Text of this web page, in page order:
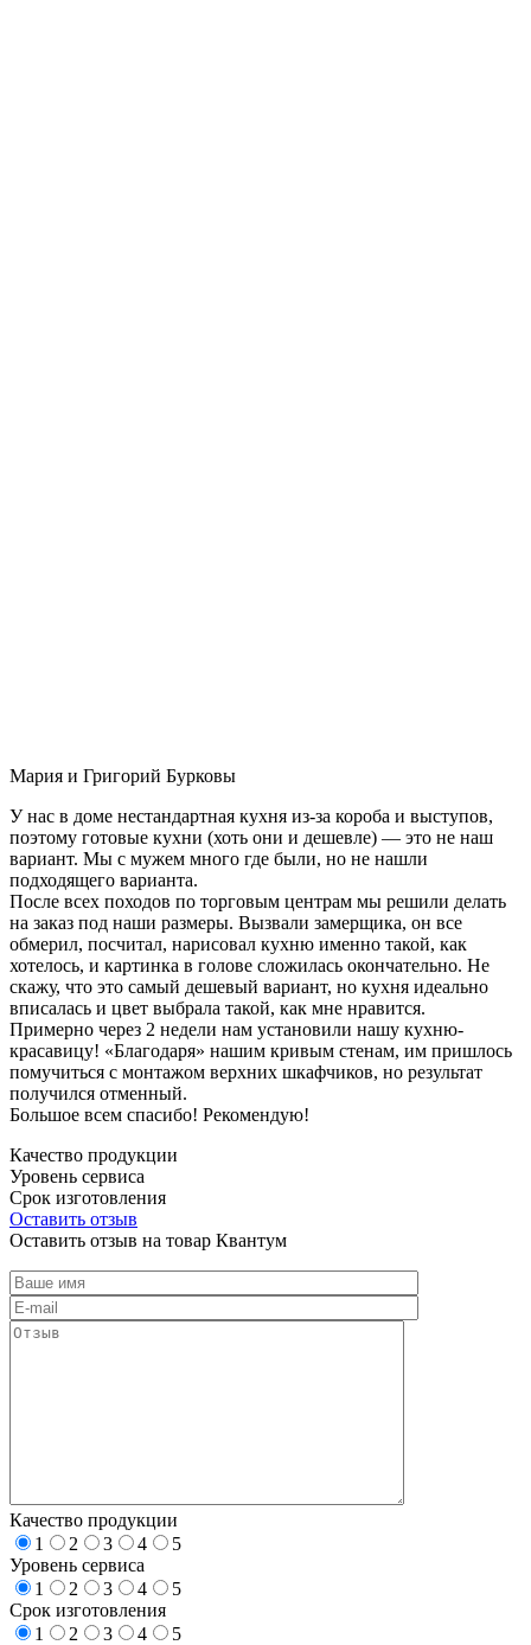
Мария и Григорий Бурковы
У нас в доме нестандартная кухня из-за короба и выступов,
поэтому готовые кухни (хоть они и дешевле) — это не наш
вариант. Мы с мужем много где были, но не нашли
подходящего варианта.
После всех походов по торговым центрам мы решили делать
на заказ под наши размеры. Вызвали замерщика, он все
обмерил, посчитал, нарисовал кухню именно такой, как
хотелось, и картинка в голове сложилась окончательно. Не
скажу, что это самый дешевый вариант, но кухня идеально
вписалась и цвет выбрала такой, как мне нравится.
Примерно через 2 недели нам установили нашу кухню-
красавицу! «Благодаря» нашим кривым стенам, им пришлось
помучиться с монтажом верхних шкафчиков, но результат
получился отменный.
Большое всем спасибо! Рекомендую!
Качество продукции
Уровень сервиса
Срок изготовления
Оставить отзыв
Оставить отзыв на товар Квантум
Качество продукции
1
2 3 4
5
Уровень сервиса
1
2 3 4
5
Срок изготовления
1
2 3 4
5